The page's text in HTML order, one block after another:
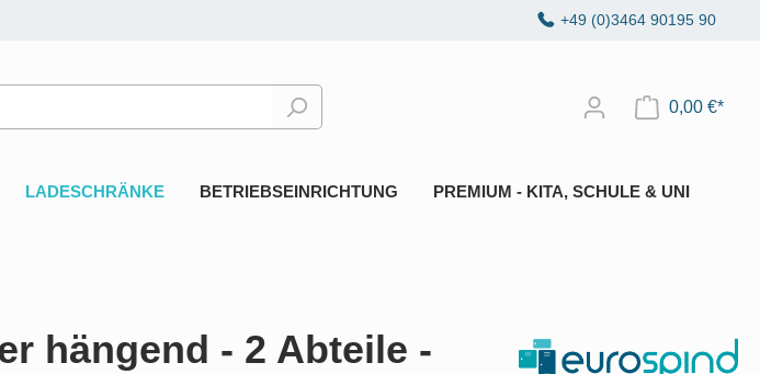
+49 (0)3464 90195 90
0,00 €*
LADESCHRÄNKE BETRIEBSEINRICHTUNG PREMIUM - KITA, SCHULE & UNI
hängend - 2 Abteile -